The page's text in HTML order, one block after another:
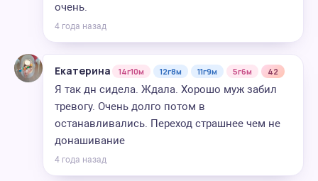
очень.
4 года назад
Екатерина 14г10м 12г8м 11г9м 5г6м 42
Я так дн сидела. Ждала. Хорошо муж забил
тревогу. Очень долго потом в
останавливались. Переход страшнее чем не
донашивание
4 года назад